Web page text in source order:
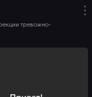
тревожно-